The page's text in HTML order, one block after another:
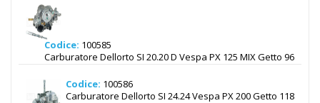
Codice: 100585
Carburatore Dellorto SI 20.20 D Vespa PX 125 MIX Getto 96
Codice: 100586
Carburatore Dellorto SI 24.24 Vespa PX 200 Getto 118